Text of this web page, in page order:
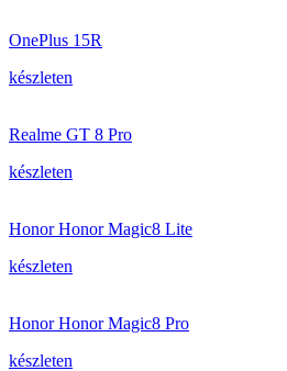
OnePlus 15R
készleten
Realme GT 8 Pro
készleten
Honor Honor Magic8 Lite
készleten
Honor Honor Magic8 Pro
készleten